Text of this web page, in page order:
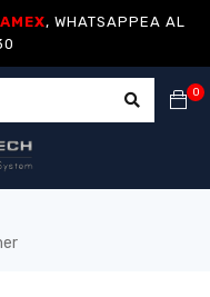
, WHATSAPPEA AL
0